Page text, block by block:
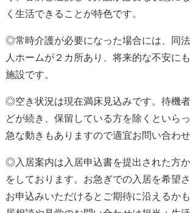
く生活できる ことが特色です。
◎常時介護が必要になった場合には、同
人ホームが２カ所あり、将来的な不安に
施設です。
◎空き状況は現在満床見込みです。 待機者
どが続き、保留している方を除くと いら
急な動きもありますので適宜お問い合わせ
◎入居案内は入居申込書を提出された方
をしております。お急ぎでの入居を希望さ
お申込みいただけると ご期待に沿えるか